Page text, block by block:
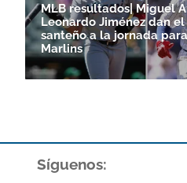
MLB resultados| Miguel
Leonardo Jiménez dan
santeño a la jornada
Marlins
Síguenos: